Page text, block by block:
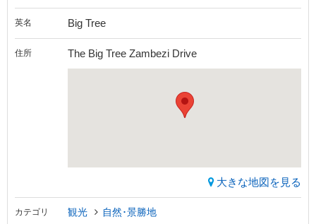
英名 Big Tree
住所 The Big Tree Zambezi Drive
大きな地図を見る
カテゴリ 観光
自然･景勝地